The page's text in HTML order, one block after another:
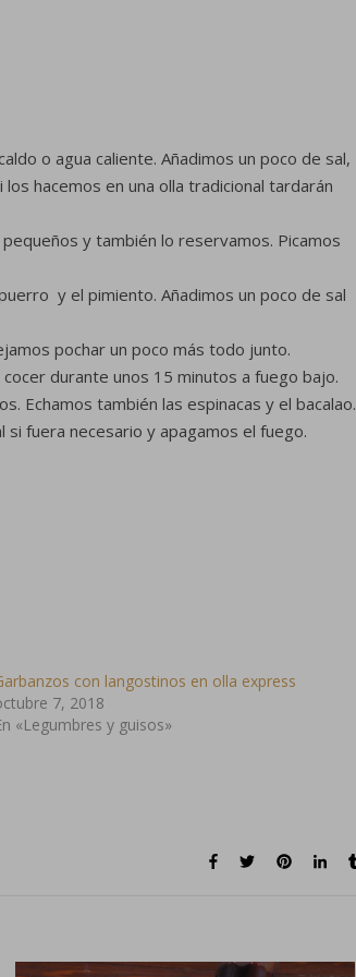
o agua caliente. Añadimos un poco de sal,
hacemos en una olla tradicional tardarán
y también lo reservamos. Picamos
y el pimiento. Añadimos un poco de sal
pochar un poco más todo junto.
durante unos 15 minutos a fuego bajo.
Echamos también las espinacas y el bacalao.
fuera necesario y apagamos el fuego.
con langostinos en olla express
7, 2018
«Legumbres y guisos»